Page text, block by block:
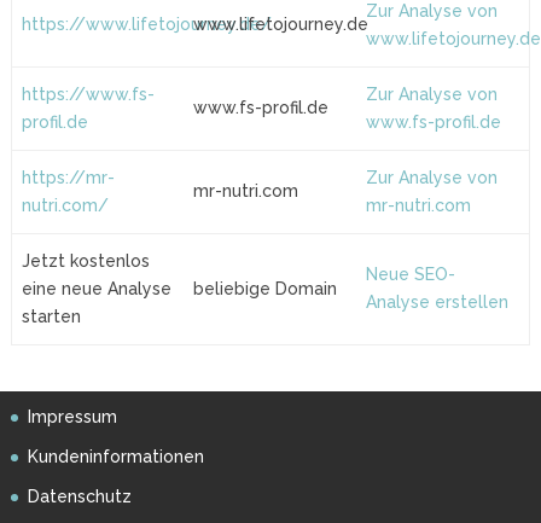
https://www.lifetojourney.de/www.lifetojourney.de
Zur Analyse von
www.lifetojourney.de
https://www.fs-
profil.de
www.fs-profil.de
Zur Analyse von
www.fs-profil.de
https://mr-
nutri.com/
mr-nutri.com
Zur Analyse von
mr-nutri.com
Jetzt kostenlos
eine neue Analyse
starten
beliebige Domain
Neue SEO-
Analyse erstellen
Impressum
Kundeninformationen
Datenschutz